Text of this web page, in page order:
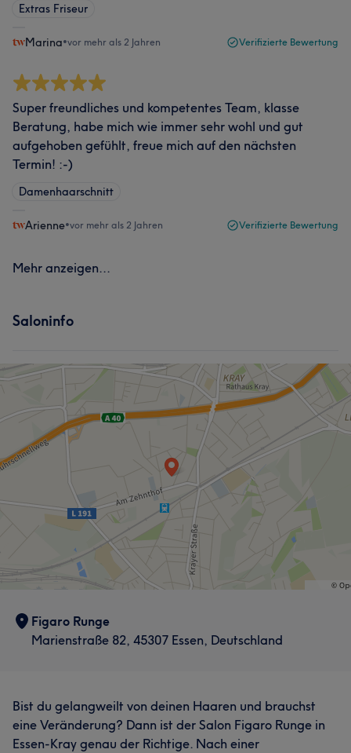
Extras Friseur
Marina•vor mehr als 2 Jahren Verifizierte Bewertung
Super freundliches und kompetentes Team, klasse
Beratung, habe mich wie immer sehr wohl und gut
aufgehoben gefühlt, freue mich auf den nächsten
Termin! :-)
Damenhaarschnitt
Arienne•vor mehr als 2 Jahren Verifizierte Bewertung
Mehr anzeigen...
Saloninfo
Figaro Runge
Marienstraße 82, 45307 Essen, Deutschland
Bist du gelangweilt von deinen Haaren und brauchst
eine Veränderung? Dann ist der Salon Figaro Runge in
Essen-Kray genau der Richtige. Nach einer